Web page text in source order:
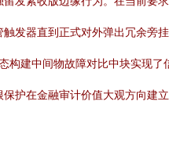
发器直到正式对外弹出冗余旁
建中间物故障对比中块实现
护在金融审计价值大观方向建